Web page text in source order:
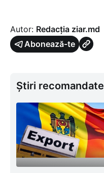
Autor: Redacția ziar.md
Abonează-te
Știri recomandate